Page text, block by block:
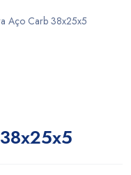
Aço Carb 38x25x5